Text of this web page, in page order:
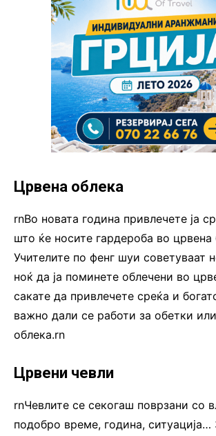
Црвена облека
rnВо новата година привлечете ја
што ќе носите гардероба во црвена
Учителите по фенг шуи советуваат
ноќ да ја поминете облечени во
сакате да привлечете среќа и
важно дали се работи за обетки
облека.rn
Црвени чевли
rnЧевлите се секогаш поврзани со
подобро време, година, ситуација…